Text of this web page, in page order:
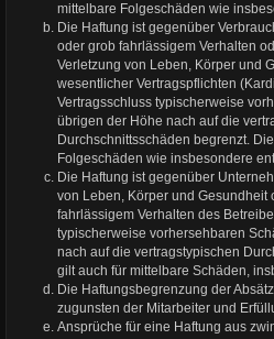
mittelbare Folgeschäden wie
Die Haftung ist gegenüber
oder grob fahrlässigem Verhalten
Verletzung von Leben, Körper und
wesentlicher Vertragspflichten
Vertragsschluss typischerweise
übrigen der Höhe nach auf die
Durchschnittsschäden begrenzt.
Folgeschäden wie insbesondere
Die Haftung ist gegenüber
von Leben, Körper und Gesundheit
fahrlässigem Verhalten des
typischerweise vorhersehbaren
nach auf die vertragstypischen
gilt auch für mittelbare Schäden,
Die Haftungsbegrenzung der
zugunsten der Mitarbeiter und
Ansprüche für eine Haftung aus